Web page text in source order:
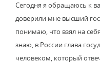
Сегодня я обращаюсь к
доверили мне высший
понимаю, что взял на
знаю, в России глава
человеком, который